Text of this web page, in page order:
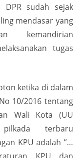
sudah sejak
mendasar yang
kemandirian
tugas
ketika di dalam
10/2016 tentang
Wali Kota (UU
terbaru
KPU adalah ”…